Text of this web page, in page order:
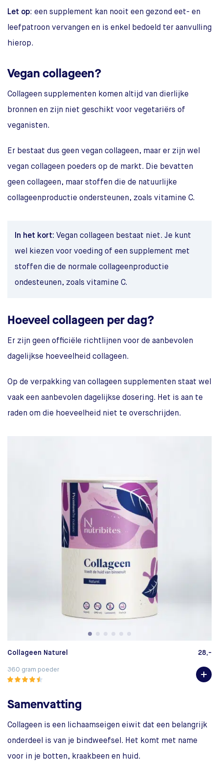
Let op: een supplement kan nooit een gezond eet- en
leefpatroon vervangen en is enkel bedoeld ter aanvulling
hierop.
Vegan collageen?
Collageen supplementen komen altijd van dierlijke
bronnen en zijn niet geschikt voor vegetariërs of
veganisten.
Er bestaat dus geen vegan collageen, maar er zijn wel
vegan collageen poeders op de markt. Die bevatten
geen collageen, maar stoffen die de natuurlijke
collageenproductie ondersteunen, zoals vitamine C.
In het kort: Vegan collageen bestaat niet. Je kunt
wel kiezen voor voeding of een supplement met
stoffen die de normale collageenproductie
ondesteunen, zoals vitamine C.
Hoeveel collageen per dag?
Er zijn geen officiële richtlijnen voor de aanbevolen
dagelijkse hoeveelheid collageen.
Op de verpakking van collageen supplementen staat wel
vaak een aanbevolen dagelijkse dosering. Het is aan te
raden om die hoeveelheid niet te overschrijden.
Collageen Naturel 28,-
360 gram poeder
Samenvatting
Collageen is een lichaamseigen eiwit dat een belangrijk
onderdeel is van je bindweefsel. Het komt met name
voor in je botten, kraakbeen en huid.